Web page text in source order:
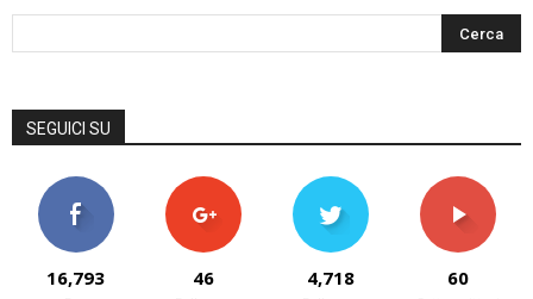
SEGUICI SU
16,793 46 4,718 60